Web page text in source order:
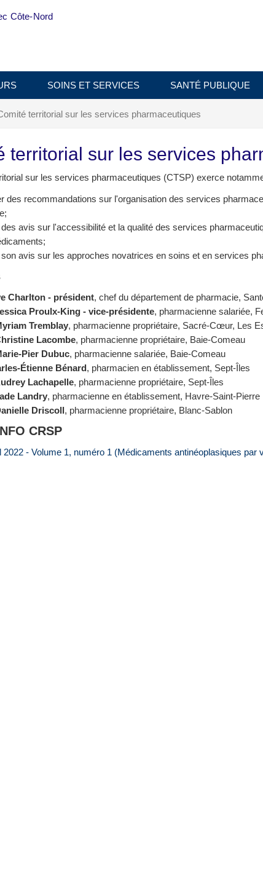
Côte-Nord
SOINS ET SERVICES SANTÉ PUBLIQUE
territorial sur les services pharmaceutiques
territorial sur les services
sur les services pharmaceutiques (CTSP) exerce
des recommandations sur l'organisation des services
avis sur l'accessibilité et la qualité des services
avis sur les approches novatrices en soins et en services
Charlton - président, chef du département de pharmacie,
Proulx-King - vice-présidente, pharmacienne salariée,
Tremblay, pharmacienne propriétaire, Sacré-Cœur, Les
Lacombe, pharmacienne propriétaire, Baie-Comeau
Pier Dubuc, pharmacienne salariée, Baie-Comeau
Étienne Bénard, pharmacien en établissement, Sept-Îles
Lachapelle, pharmacienne propriétaire, Sept-Îles
Landry, pharmacienne en établissement, Havre-Saint-Pierre
Driscoll, pharmacienne propriétaire, Blanc-Sablon
CRSP
2022 - Volume 1, numéro 1 (Médicaments antinéoplasiques par